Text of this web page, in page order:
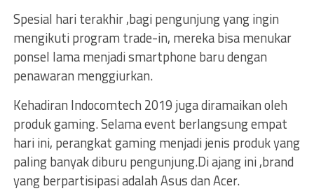
Spesial hari terakhir ,bagi pengunjung yang ingin
mengikuti program trade-in, mereka bisa menukar
ponsel lama menjadi smartphone baru dengan
penawaran menggiurkan.
Kehadiran Indocomtech 2019 juga diramaikan oleh
produk gaming. Selama event berlangsung empat
hari ini, perangkat gaming menjadi jenis produk yang
paling banyak diburu pengunjung.Di ajang ini ,brand
yang berpartisipasi adalah Asus dan Acer.